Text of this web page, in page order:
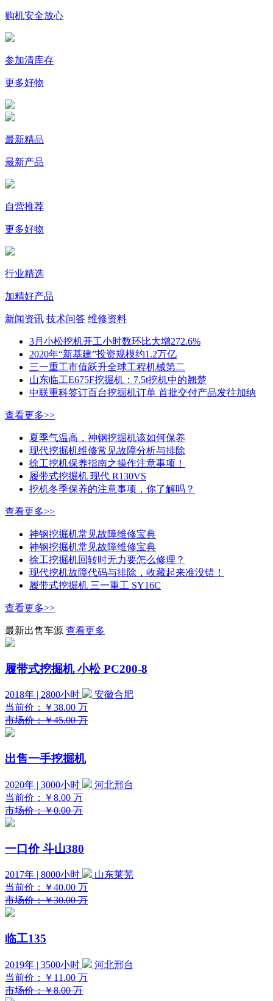
购机安全放心
参加清库存
更多好物
最新精品
最新产品
自营推荐
更多好物
行业精选
加精好产品
新闻资讯 技术问答 维修资料
3月小松挖机开工小时数环比大增272.6%
2020年“新基建”投资规模约1.2万亿
三一重工市值跃升全球工程机械第二
山东临工E675F挖掘机：7.5t挖机中的翘楚
中联重科签订百台挖掘机订单 首批交付产品发往加纳
查看更多>>
夏季气温高，神钢挖掘机该如何保养
现代挖掘机维修常见故障分析与排除
徐工挖机保养指南之操作注意事项！
履带式挖掘机 现代 R130VS
挖机冬季保养的注意事项，你了解吗？
查看更多>>
神钢挖掘机常见故障维修宝典
神钢挖掘机常见故障维修宝典
徐工挖掘机回转时无力要怎么修理？
现代挖机故障代码与排除，收藏起来准没错！
履带式挖掘机 三一重工 SY16C
查看更多>>
最新出售车源 查看更多
履带式挖掘机 小松 PC200-8
2018年 | 2800小时
安徽合肥
当前价：
￥38.00 万
市场价：￥45.00 万
出售一手挖掘机
2020年 | 3000小时
河北邢台
当前价：
￥8.00 万
市场价：￥0.00 万
一口价 斗山380
2017年 | 8000小时
山东莱芜
当前价：
￥40.00 万
市场价：￥30.00 万
临工135
2019年 | 3500小时
河北邢台
当前价：
￥11.00 万
市场价：￥8.00 万